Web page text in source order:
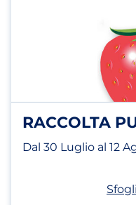
RACCOLTA
Dal 30 Luglio al 12